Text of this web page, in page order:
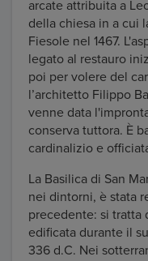
arcate attribuita a
della chiesa in a cui
Fiesole nel 1467.
legato al restauro
poi per volere del
l’architetto Filippo
venne data
conserva tuttora. È
cardinalizio e
La Basilica di San
nei dintorni, è stata
precedente: si tratta
edificata durante il
336 d.C. Nei